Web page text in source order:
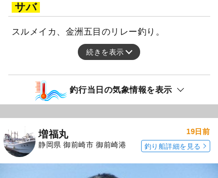
サバ
スルメイカ、金洲五目のリレー釣り。
続きを表示
釣行当日の気象情報を表示
増福丸
静岡県 御前崎市 御前崎港
19日前
釣り船詳細を見る